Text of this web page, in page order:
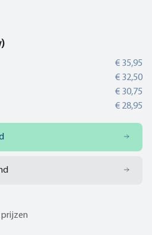
€ 35,95
€ 32,50
€ 30,75
€ 28,95